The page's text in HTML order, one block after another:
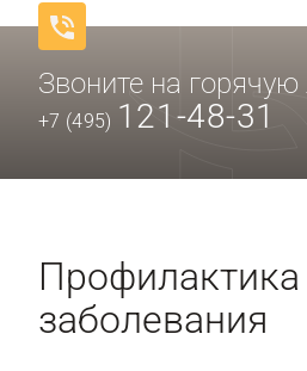
Звоните на
+7 (495) 121-48-31
Профилактика
заболевания